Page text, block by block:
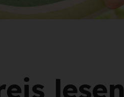
lesen